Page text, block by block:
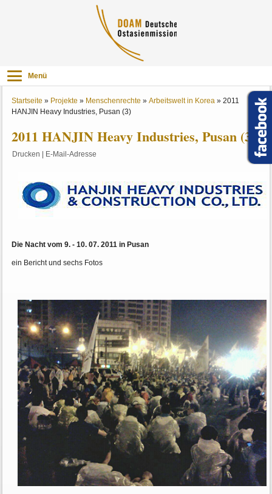
Menü
Startseite » Projekte » Menschenrechte »Arbeitswelt in Korea »2011
HANJIN Heavy Industries, Pusan (3)
2011 HANJIN Heavy Industries, Pusan (3)
Drucken E-Mail-Adresse
Die Nacht vom 9. - 10. 07. 2011 in Pusan
ein Bericht und sechs Fotos